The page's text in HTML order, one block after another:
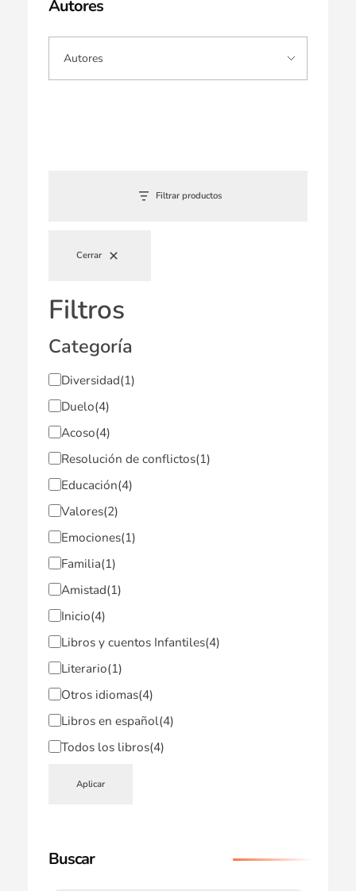
Autores
Filtrar productos
Cerrar
Filtros
Categoría
Diversidad(1)
Duelo(4)
Acoso(4)
Resolución de conflictos(1)
Educación(4)
Valores(2)
Emociones(1)
Familia(1)
Amistad(1)
Inicio(4)
Libros y cuentos Infantiles(4)
Literario(1)
Otros idiomas(4)
Libros en español(4)
Todos los libros(4)
Aplicar
Buscar